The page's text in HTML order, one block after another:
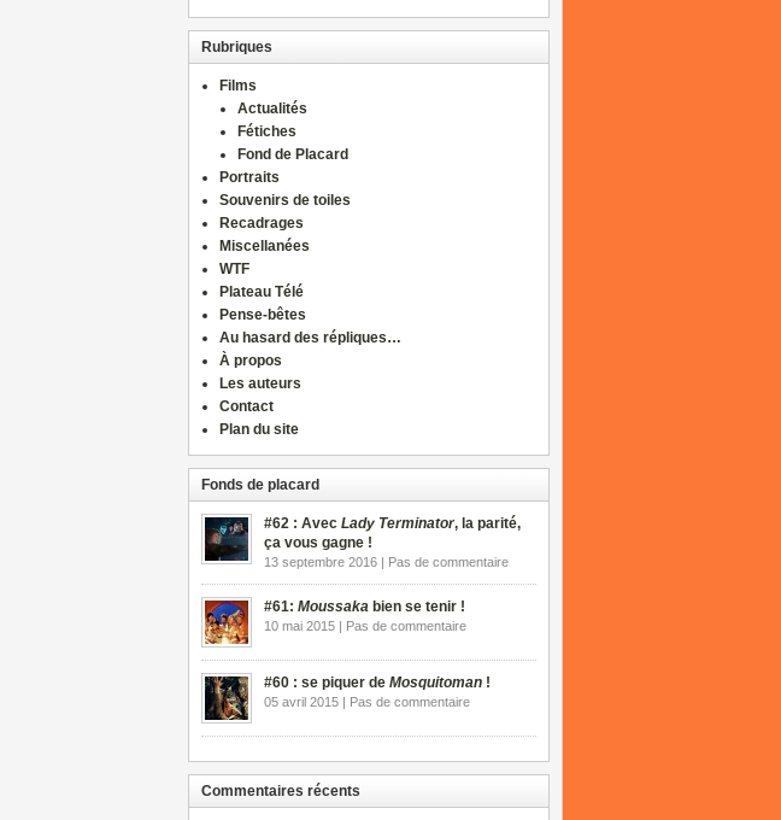
Rubriques
Films
Actualités
Fétiches
Fond de Placard
Portraits
Souvenirs de toiles
Recadrages
Miscellanées
WTF
Plateau Télé
Pense-bêtes
Au hasard des répliques…
À propos
Les auteurs
Contact
Plan du site
Fonds de placard
#62 : Avec Lady Terminator, la parité,
ça vous gagne !
13 septembre 2016 | Pas de commentaire
#61: Moussaka bien se tenir !
10 mai 2015 | Pas de commentaire
#60 : se piquer de Mosquitoman !
05 avril 2015 | Pas de commentaire
Commentaires récents